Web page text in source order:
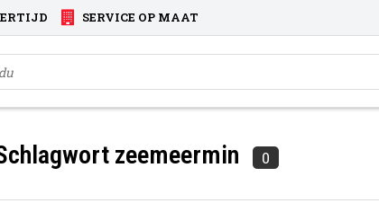
SERVICE OP MAAT
zeemeermin 0